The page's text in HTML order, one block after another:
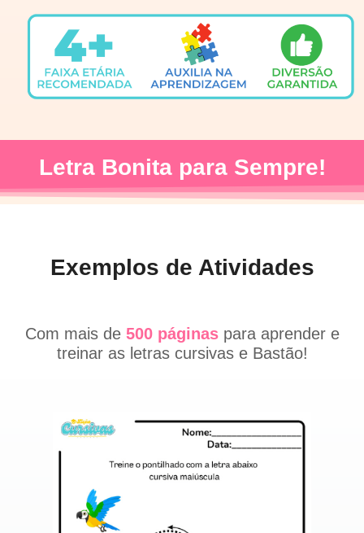
Letra Bonita para Sempre!
Exemplos de Atividades
Com mais de 500 páginaspara aprender e
treinar as letras cursivas e Bastão!